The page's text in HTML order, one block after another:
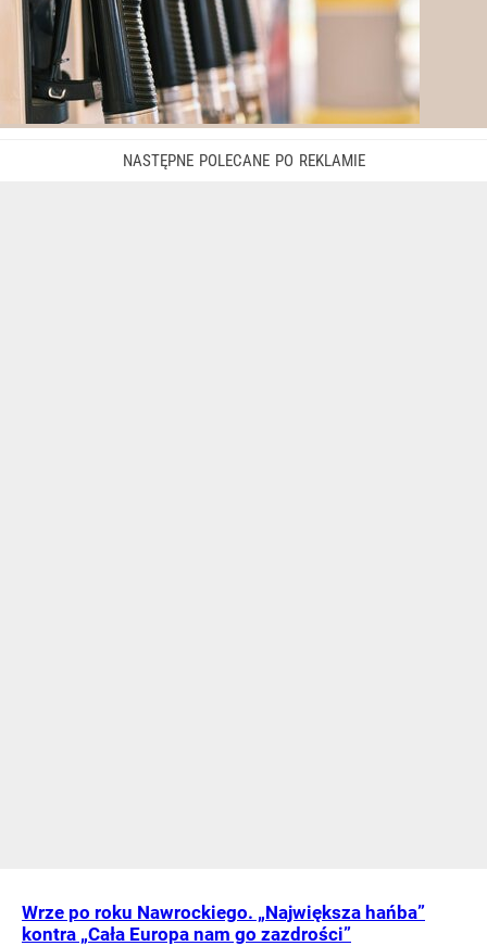
Wrze po roku Nawrockiego. „Największa hańba”
kontra „Cała Europa nam go zazdrości”